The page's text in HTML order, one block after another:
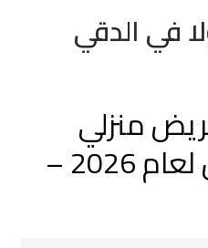
في الدقي
منزلي
لتعليق المحاليل لعام 2026 –